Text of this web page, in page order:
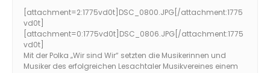
[attachment=2:1775vd0t] DSC_0800.JPG [/attachment:1775
vd0t]
[attachment=0:1775vd0t] DSC_0806.JPG [/attachment:1775
vd0t]
Mit der Polka „Wir sind Wir“ setzten die Musikerinnen und
Musiker des erfolgreichen Lesachtaler Musikvereines einem